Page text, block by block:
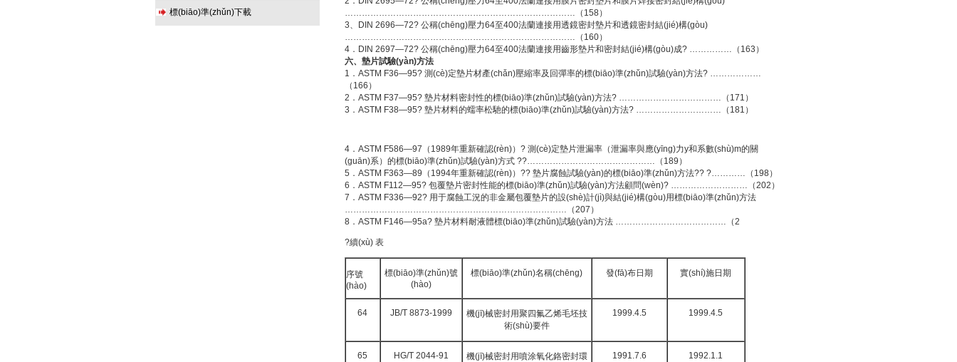
標(biāo)準(zhǔn)下載
………………………………………………………………………（158）
3、DIN 2696—72? 公稱(chēng)壓力64至400法蘭連接用透鏡密封墊片和透鏡密封結(jié)構(gòu)
………………………………………………………………………（160）
4．DIN 2697—72? 公稱(chēng)壓力64至400法蘭連接用齒形墊片和密封結(jié)構(gòu)成? ……………（163）
六、墊片試驗(yàn)方法
1．ASTM F36—95? 測(cè)定墊片材產(chǎn)壓縮率及回彈率的標(biāo)準(zhǔn)試驗(yàn)方法? ………………
（166）
2．ASTM F37—95? 墊片材料密封性的標(biāo)準(zhǔn)試驗(yàn)方法? ………………………………（171）
3．ASTM F38—95? 墊片材料的蠕率松馳的標(biāo)準(zhǔn)試驗(yàn)方法? …………………………（181）
4．ASTM F586—97（1989年重新確認(rèn)）? 測(cè)定墊片泄漏率（泄漏率與應(yīng)力y和系數(shù)m的關
(guān)系）的標(biāo)準(zhǔn)試驗(yàn)方式 ??………………………………………（189）
5．ASTM F363—89（1994年重新確認(rèn)）?? 墊片腐蝕試驗(yàn)的標(biāo)準(zhǔn)方法?? ?…………（198）
6．ASTM F112—95? 包覆墊片密封性能的標(biāo)準(zhǔn)試驗(yàn)方法顧問(wèn)? ………………………（202）
7．ASTM F336—92? 用于腐蝕工況的非金屬包覆墊片的設(shè)計(jì)與結(jié)構(gòu)用標(biāo)準(zhǔn)方法
……………………………………………………………………（207）
8．ASTM F146—95a? 墊片材料耐液體標(biāo)準(zhǔn)試驗(yàn)方法 …………………………………（2
?續(xù) 表
序號
(hào)
標(biāo)準(zhǔn)號
(hào)
標(biāo)準(zhǔn)名稱(chēng) 發(fā)布日期 實(shí)施日期
64 JB/T 8873-1999
機(jī)械密封用聚四氟乙烯毛坯技
術(shù)要件
1999.4.5 1999.4.5
65 HG/T 2044-91
機(jī)械密封用噴涂氧化鉻密封環
1991.7.6 1992.1.1